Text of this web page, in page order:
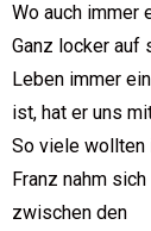
Wo auch immer
Ganz locker auf
Leben immer
ist, hat er uns
So viele wollten
Franz nahm
zwischen den